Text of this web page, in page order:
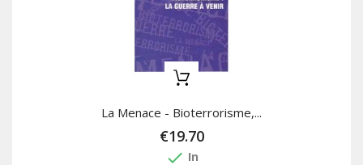
La Menace - Bioterrorisme,...
€19.70
done In